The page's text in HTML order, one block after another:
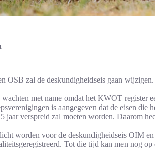
zal de deskundigheidseis gaan
met name omdat het KWOT
is aangegeven dat de eisen
verspreid zal moeten worden. Daarom
worden voor de deskundigheidseis OIM
Tot die tijd kan men nog